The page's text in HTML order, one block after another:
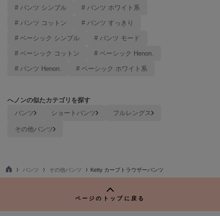
オン
Onitsuka Tiger
オニツカ タイガー
ORGUE
ORR
Philly chocolate
フィリーチョコレート
# パンツ シンプル # パンツ ホワイト系
# パンツ コットン # パンツ すっきり
# ベーシック シンプル # パンツ モード
# ベーシック コットン # ベーシック Henon.
# パンツ Henon. # ベーシック ホワイト系
へノンの似たカテゴリを探す
パンツ ショートパンツ
フルレングス
その他パンツ
TO
パンツ その他パンツ Ketty カーブトラウザーパンツ
ページのトップに戻る